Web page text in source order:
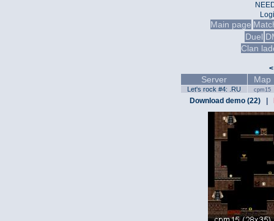
Main page
Duel
Clan
<
Server Map
Let's rock #4: .RU cpm15
Download demo (22)